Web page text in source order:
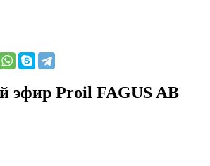
эфир Proil FAGUS AB